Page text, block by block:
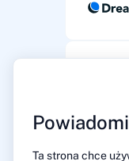
Ta strona chce